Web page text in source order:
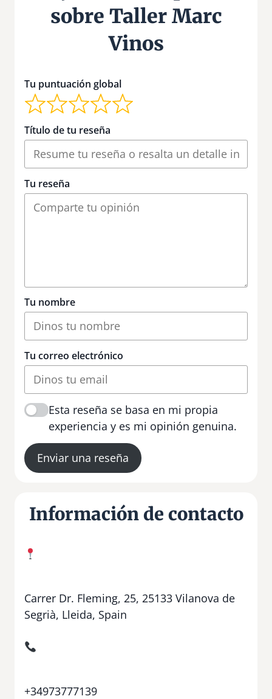
sobre Taller Marc
Vinos
Tu puntuación global
Título de tu reseña
Tu reseña
Tu nombre
Tu correo electrónico
Esta reseña se basa en mi propia
experiencia y es mi opinión genuina.
Enviar una reseña
Información de contacto
Carrer Dr. Fleming, 25, 25133 Vilanova de
Segrià, Lleida, Spain
+34973777139